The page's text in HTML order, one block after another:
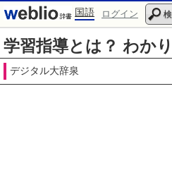
国語 ログイン
学習指導とは？ わか
デジタル大辞泉